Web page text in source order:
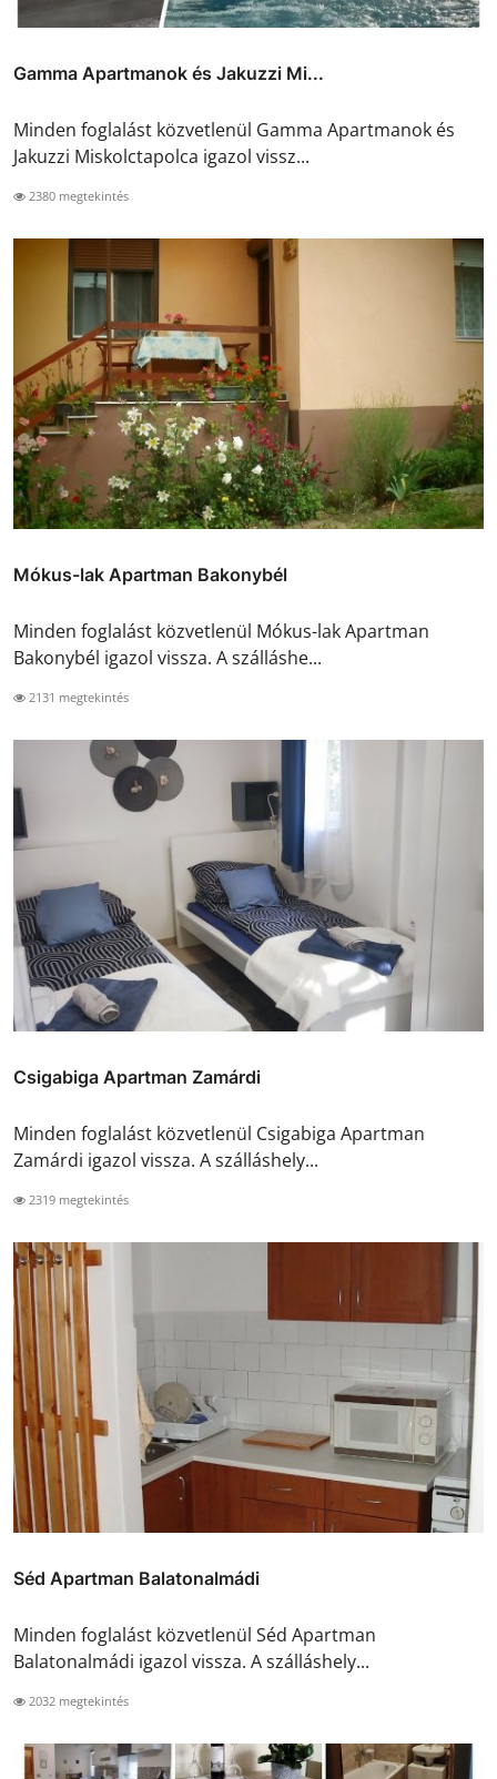
Gamma Apartmanok és Jakuzzi Mi...
Minden foglalást közvetlenül Gamma Apartmanok és
Jakuzzi Miskolctapolca igazol vissz...
2380 megtekintés
Mókus-lak Apartman Bakonybél
Minden foglalást közvetlenül Mókus-lak Apartman
Bakonybél igazol vissza. A szálláshe...
2131 megtekintés
Csigabiga Apartman Zamárdi
Minden foglalást közvetlenül Csigabiga Apartman
Zamárdi igazol vissza. A szálláshely...
2319 megtekintés
Séd Apartman Balatonalmádi
Minden foglalást közvetlenül Séd Apartman
Balatonalmádi igazol vissza. A szálláshely...
2032 megtekintés